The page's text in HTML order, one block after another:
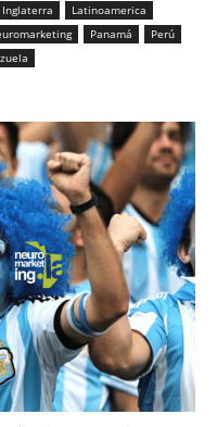
Inglaterra
Latinoamerica
Panamá
Perú